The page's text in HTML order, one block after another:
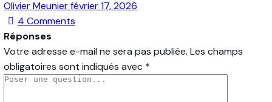
Olivier Meunierfévrier 17, 2026
4 Comments
Réponses
Votre adresse e-mail ne sera pas publiée. Les champs
obligatoires sont indiqués avec *